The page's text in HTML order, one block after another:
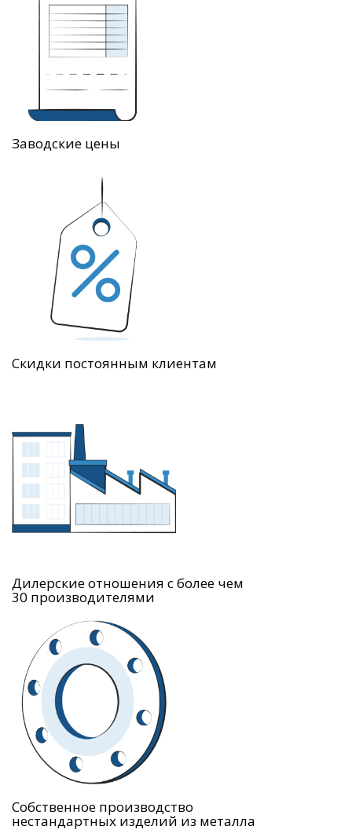
Заводские цены
Скидки постоянным клиентам
Дилерские отношения с более чем
30 производителями
Собственное производство
нестандартных изделий из металла